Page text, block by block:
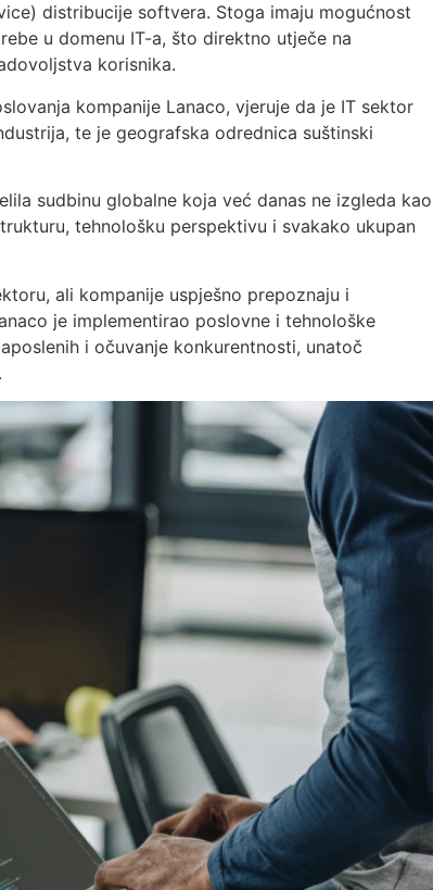
distribucije softvera. Stoga imaju mogućnost
u domenu IT-a, što direktno utječe na
korisnika.
kompanije Lanaco, vjeruje da je IT sektor
te je geografska odrednica suštinski
sudbinu globalne koja već danas ne izgleda kao
tehnološku perspektivu i svakako ukupan
ali kompanije uspješno prepoznaju i
je implementirao poslovne i tehnološke
i očuvanje konkurentnosti, unatoč